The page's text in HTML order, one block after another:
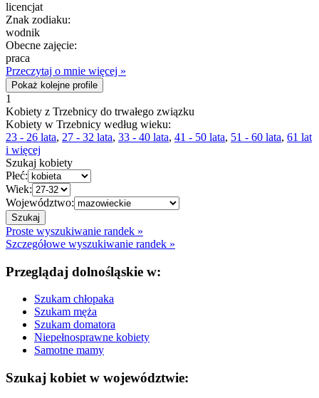
licencjat
Znak zodiaku:
wodnik
Obecne zajęcie:
praca
Przeczytaj o mnie więcej »
Pokaż kolejne profile
1
Kobiety z Trzebnicy do trwałego związku
Kobiety w Trzebnicy według wieku:
23 - 26 lata, 27 - 32 lata, 33 - 40 lata, 41 - 50 lata, 51 - 60 lata, 61 lat
i więcej
Szukaj kobiety
Płeć:
Wiek:
Województwo:
Proste wyszukiwanie randek »
Szczegółowe wyszukiwanie randek »
Przeglądaj dolnośląskie w:
Szukam chłopaka
Szukam męża
Szukam domatora
Niepełnosprawne kobiety
Samotne mamy
Szukaj kobiet w województwie: